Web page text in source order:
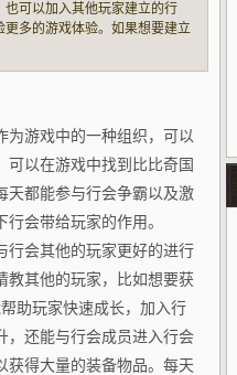
可以加入其他玩家建立的行
多的游戏体验。如果想要建立
的招收玩家扩充行会的实力，
为游戏中的一种组织，可以
以在游戏中找到比比奇国
天都能参与行会争霸以及激
会带给玩家的作用。
行会其他的玩家更好的进行
教其他的玩家，比如想要获
助玩家快速成长，加入行
，还能与行会成员进入行会
获得大量的装备物品。每天